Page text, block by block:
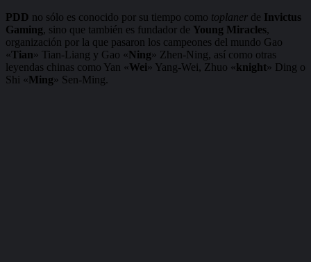
PDD no sólo es conocido por su tiempo como toplaner de Invictus
Gaming, sino que también es fundador de Young Miracles,
organización por la que pasaron los campeones del mundo Gao
«Tian» Tian-Liang y Gao «Ning» Zhen-Ning, así como otras
leyendas chinas como Yan «Wei» Yang-Wei, Zhuo «knight» Ding o
Shi «Ming» Sen-Ming.